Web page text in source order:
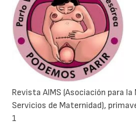
Revista AIMS (Asociación para la
Servicios de Maternidad),
1